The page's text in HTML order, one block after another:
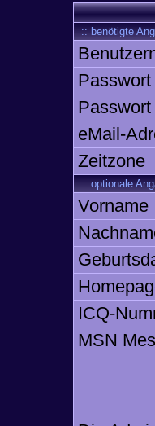
:: benötigte
Passwort
eMail-
Zeitzone
:: optionale
Vorname
ICQ-
MSN